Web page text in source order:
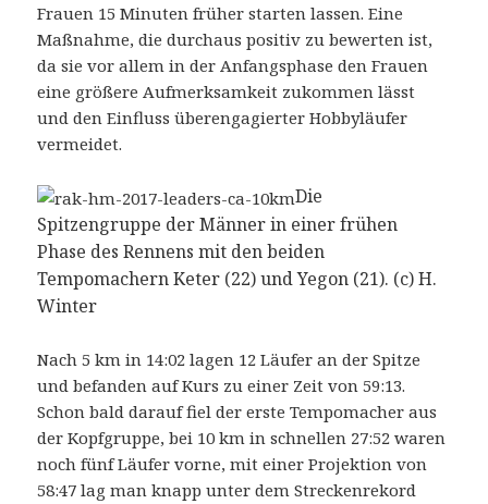
Frauen 15 Minuten früher starten lassen. Eine
Maßnahme, die durchaus positiv zu bewerten ist,
da sie vor allem in der Anfangsphase den Frauen
eine größere Aufmerksamkeit zukommen lässt
und den Einfluss überengagierter Hobbyläufer
vermeidet.
Die
Spitzengruppe der Männer in einer frühen
Phase des Rennens mit den beiden
Tempomachern Keter (22) und Yegon (21). (c) H.
Winter
Nach 5 km in 14:02 lagen 12 Läufer an der Spitze
und befanden auf Kurs zu einer Zeit von 59:13.
Schon bald darauf fiel der erste Tempomacher aus
der Kopfgruppe, bei 10 km in schnellen 27:52 waren
noch fünf Läufer vorne, mit einer Projektion von
58:47 lag man knapp unter dem Streckenrekord